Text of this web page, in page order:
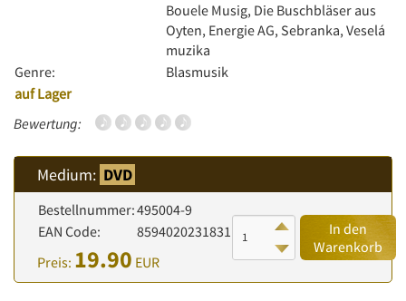
Bouele Musig, Die Buschbläser aus
Oyten, Energie AG, Sebranka, Veselá
muzika
Genre:
Blasmusik
auf Lager
Bewertung:
Medium: DVD
Bestellnummer:495004-9
EAN Code:
8594020231831
Preis: 19.90 EUR
In den
Warenkorb